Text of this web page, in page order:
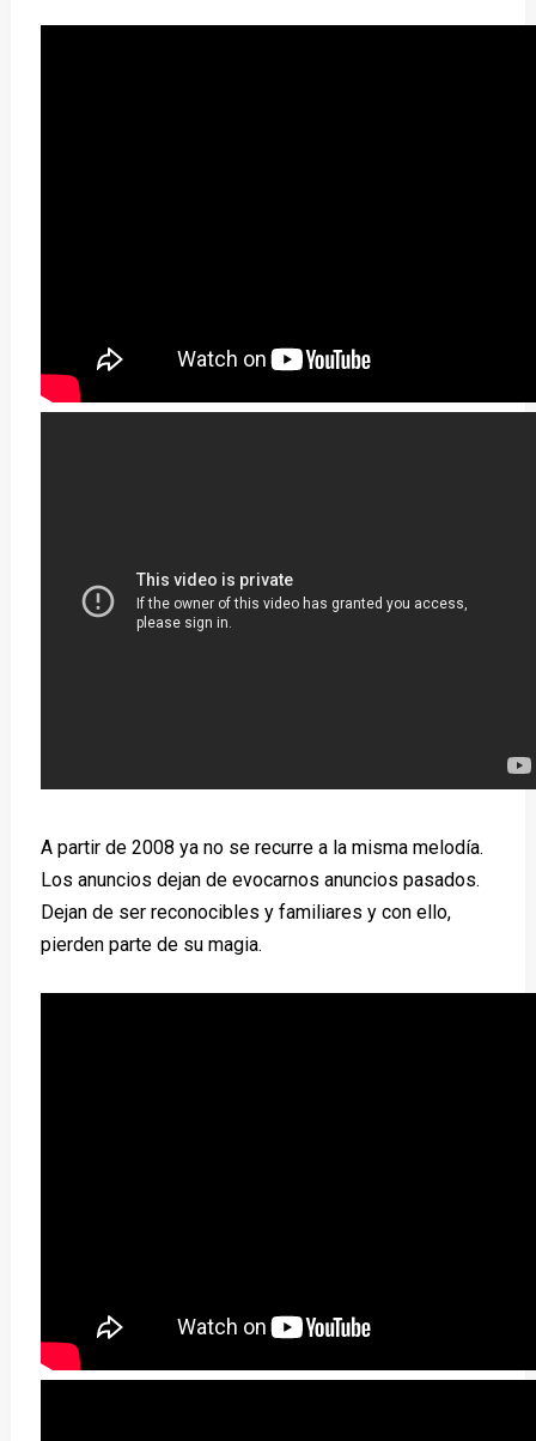
A partir de 2008 ya no se recurre a la misma melodía.
Los anuncios dejan de evocarnos anuncios pasados.
Dejan de ser reconocibles y familiares y con ello,
pierden parte de su magia.